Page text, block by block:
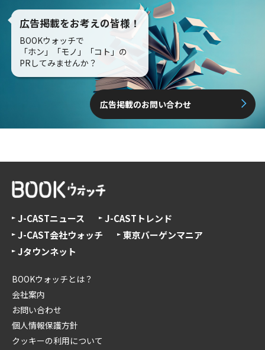
広告掲載をお考えの皆様！
BOOKウォッチで
「ホン」「モノ」「コト」の
PRしてみませんか？
広告掲載のお問い合わせ
J-CASTニュース
J-CASTトレンド
J-CAST会社ウォッチ
東京バーゲンマニア
Jタウンネット
BOOKウォッチとは？
会社案内
お問い合わせ
個人情報保護方針
クッキーの利用について